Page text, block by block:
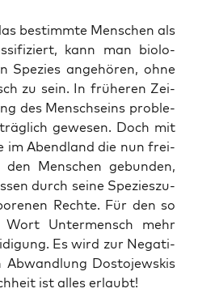
bestimm­te Men­schen als
kann man bio­lo­
Spe­zi­es ange­hö­ren, ohne
zu sein. In frü­he­ren Zei­
des Mensch­seins pro­ble­
gewe­sen. Doch mit
im Abend­land die nun frei­
Men­schen gebun­den,
durch sei­ne Spe­zi­es­zu­
Rech­te. Für den so
Wort Unter­mensch mehr
Es wird zur Nega­ti­
Dos­to­jew­skis
ist alles erlaubt!